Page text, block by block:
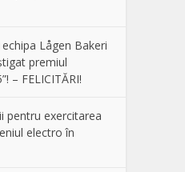
Lågen Bakeri
premiul
– FELICITĂRI!
pentru exercitarea
electro în